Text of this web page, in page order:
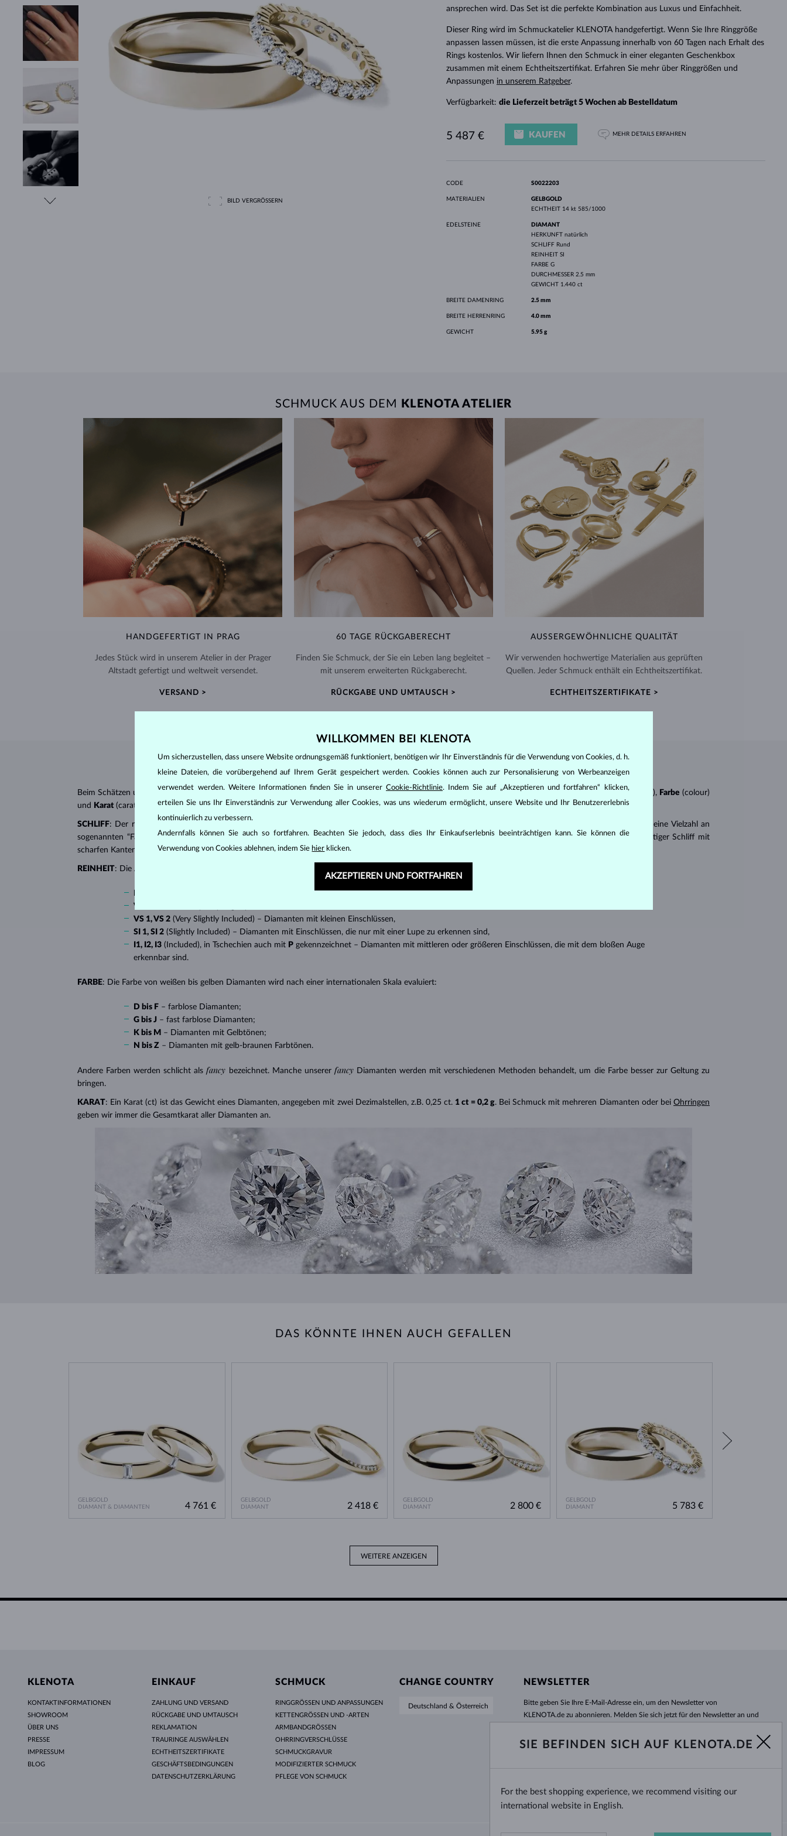
HALO-DESIGN
ORIGINELLE SETS
AMETHYSTE
EINZELOHRRINGE WEISSGOLD
GELBGOLD
ROSÉGOLD
EDELSTEINE ROSÉGOLD
MAGNETISCHE HALSKETTEN
SÜSSWASSERPERLEN
LÜNETTENFASSUNG WEISSGOLD
ROSÉGOLD
GRAVIERBARER SCHMUCK
LETNÍ VRSTVENÍ
FÜR DIE MUTTER GESCHENKIDEEN
BILD VERGRÖSSERN
ansprechen wird. Das Set ist die perfekte Kombination aus Luxus und Einfachheit.
Dieser Ring wird im Schmuckatelier KLENOTA handgefertigt. Wenn Sie Ihre Ringgröße
anpassen lassen müssen, ist die erste Anpassung innerhalb von 60 Tagen nach Erhalt des
Rings kostenlos. Wir liefern Ihnen den Schmuck in einer eleganten Geschenkbox
zusammen mit einem Echtheitszertifikat. Erfahren Sie mehr über Ringgrößen und
Anpassungen in unserem Ratgeber.
Verfügbarkeit: die Lieferzeit beträgt 5 Wochen ab Bestelldatum
5 487 € KAUFEN MEHR DETAILS ERFAHREN
CODE S0022203
MATERIALIEN
GELBGOLD
ECHTHEIT 14 kt 585/1000
EDELSTEINE
DIAMANT
HERKUNFT natürlich
SCHLIFF Rund
REINHEIT SI
FARBE G
DURCHMESSER 2.5 mm
GEWICHT 1.440 ct
BREITE DAMENRING 2.5 mm
BREITE HERRENRING 4.0 mm
GEWICHT 5.95 g
SCHMUCK AUS DEM KLENOTA ATELIER
HANDGEFERTIGT IN PRAG
Jedes Stück wird in unserem Atelier in der Prager
Altstadt gefertigt und weltweit versendet.
VERSAND >
60 TAGE RÜCKGABERECHT
Finden Sie Schmuck, der Sie ein Leben lang begleitet –
mit unserem erweiterten Rückgaberecht.
RÜCKGABE UND UMTAUSCH >
AUSSERGEWÖHNLICHE QUALITÄT
Wir verwenden hochwertige Materialien aus geprüften
Quellen. Jeder Schmuck enthält ein Echtheitszertifikat.
ECHTHEITSZERTIFIKATE >
DIAMANTSCHMUCK
Beim Schätzen und Zertifizieren von Diamanten werden zunächst die grundsätzlichen Parameter bewertet - die sogenannten 4Cs: Schliff (cut), Reinheit (clarity), Farbe (colour)
und
Karat (carat). All diese Eigenschaften haben einen wesentlichen Einfluss auf den Preis eines Diamanten.
SCHLIFF: Der richtige Schliff verleiht dem Diamanten seinen strahlenden Glanz. Der beliebteste Schliff ein Rundschliff, der
. Es gibt aber auch eine Vielzahl an
sogenannten “Fantasieschliffen”, in die ein Diamant gebracht werden kann, z.B. Marquise, Baguette, Herz, Tropfen, Oval oder Princess (ein drei- oder vierseitiger Schliff mit
scharfen Kanten, besonders beliebt bei Verlobungsringen).
REINHEIT: Die Anzahl, Größe und Verteilung sogenannter “Einschlüsse” oder innerer Unreinheiten eines Diamanten bestimmen seine Reinheit:
(Internally Flawless) – absolut transparente Diamanten ohne Einschlüsse,
VVS 1, VVS 2
VS 1, VS 2 (Very Slightly Included) – Diamanten mit kleinen Einschlüssen,
SI 1, SI 2 (Slightly Included) – Diamanten mit Einschlüssen, die nur mit einer Lupe zu erkennen sind,
I1, I2, I3 (Included), in Tschechien auch mit P gekennzeichnet – Diamanten mit mittleren oder größeren Einschlüssen, die mit dem bloßen Auge
erkennbar sind.
FARBE: Die Farbe von weißen bis gelben Diamanten wird nach einer internationalen Skala evaluiert:
D bis F – farblose Diamanten;
G bis J – fast farblose Diamanten;
K bis M – Diamanten mit Gelbtönen;
N bis Z – Diamanten mit gelb-braunen Farbtönen.
Andere Farben werden schlicht als fancy bezeichnet. Manche unserer fancy Diamanten werden mit verschiedenen Methoden behandelt, um die Farbe besser zur Geltung zu
bringen.
KARAT: Ein Karat (ct) ist das Gewicht eines Diamanten, angegeben mit zwei Dezimalstellen, z.B. 0,25 ct. 1 ct = 0,2 g. Bei Schmuck mit mehreren Diamanten oder bei Ohrringen
geben wir immer die Gesamtkarat aller Diamanten an.
DAS KÖNNTE IHNEN AUCH GEFALLEN
GELBGOLD
DIAMANT & DIAMANTEN
4 761 €
GELBGOLD
DIAMANT
2 418 €
GELBGOLD
DIAMANT
2 800 €
GELBGOLD
DIAMANT
5 783 €
WEITERE ANZEIGEN
KLENOTA
KONTAKTINFORMATIONEN
SHOWROOM
ÜBER UNS
PRESSE
IMPRESSUM
BLOG
EINKAUF
ZAHLUNG UND VERSAND
RÜCKGABE UND UMTAUSCH
REKLAMATION
TRAURINGE AUSWÄHLEN
ECHTHEITSZERTIFIKATE
GESCHÄFTSBEDINGUNGEN
DATENSCHUTZERKLÄRUNG
SCHMUCK
RINGGRÖSSEN UND ANPASSUNGEN
KETTENGRÖSSEN UND -ARTEN
ARMBANDGRÖSSEN
OHRRINGVERSCHLÜSSE
SCHMUCKGRAVUR
MODIFIZIERTER SCHMUCK
PFLEGE VON SCHMUCK
CHANGE COUNTRY
Deutschland & Österreich
NEWSLETTER
Bitte geben Sie Ihre E-Mail-Adresse ein, um den Newsletter von
KLENOTA.de zu abonnieren. Melden Sie sich jetzt für den Newsletter an und
kein Sonderangebot mehr!
Ja, ich möchte interessanteNeuigkeiten per E-Mail erhalten.
WILLKOMMEN BEI KLENOTA
Um sicherzustellen, dass unsere Website ordnungsgemäß funktioniert, benötigen wir Ihr Einverständnis für die Verwendung von Cookies, d. h.
kleine Dateien, die vorübergehend auf Ihrem Gerät gespeichert werden. Cookies können auch zur Personalisierung von Werbeanzeigen
verwendet werden. Weitere Informationen finden Sie in unsererCookie-Richtlinie. Indem Sie auf „Akzeptieren und fortfahren“ klicken,
erteilen Sie uns Ihr Einverständnis zur Verwendung aller Cookies, was uns wiederum ermöglicht, unsere Website und Ihr Benutzererlebnis
kontinuierlich zu verbessern.
Andernfalls können Sie auch so fortfahren. Beachten Sie jedoch, dass dies Ihr Einkaufserlebnis beeinträchtigen kann. Sie können die
Verwendung von Cookies ablehnen, indem Sie hier klicken.
AKZEPTIEREN UND FORTFAHREN
SIE BEFINDEN SICH AUF KLENOTA.DE
For the best shopping experience, we recommend visiting our
international website in English.